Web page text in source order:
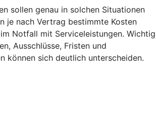
sollen genau in solchen Situationen
je nach Vertrag bestimmte Kosten
Notfall mit Serviceleistungen. Wichtig
Ausschlüsse, Fristen und
können sich deutlich unterscheiden.